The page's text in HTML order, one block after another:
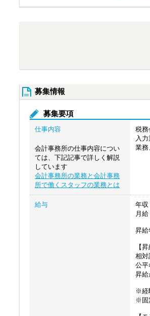
募集情報
募集要項
仕事内容
会計事務所の仕事内容につい
ては、下記記事で詳しく解説
しています
会計事務所の業務と会計事務
所で働くスタッフの業務とは
税務
入
業務
給与 年収
月給
昇給
【
相対
公平
昇給
※経
※固